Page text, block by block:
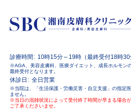
診療時間 10時15分～19時（最終受付18時30
※AGA、美容皮膚科、医療ダイエット、成長ホルモン
最終受付となります。
休診日 全日営業
※当院は、「生活保護・労働災害・自立支援」の指定
ません。
※当日の混雑状況によって受付終了時間が早まる場合
ご了承くださいませ。